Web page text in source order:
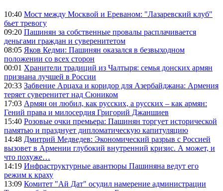
10:40 Мост между Москвой и Ереваном: "Лазаревский клуб"
бьет тревогу
09:20 Пашинян за собственные провалы расплачивается
деньгами граждан и суверенитетом
08:05 Яков Кедми: Пашинян оказался в безвыходном
положении со всех сторон
00:01 Хранители традиций из Чалтыря: семья донских армян
признана лучшей в России
20:33 Забвение Арцаха и коридор для Азербайджана: Армения
теряет суверенитет над Сюником
17:03 Армян он любил, как русских, а русских – как армян:
Гений права и милосердия Григорий Джаншиев
15:40 Розовые очки премьера: Пашинян торгует исторической
памятью и празднует дипломатическую капитуляцию
14:48 Дмитрий Медведев: Экономический разрыв с Россией
вызовет в Армении глубокий внутренний кризис. А может, и
что похуже…
14:19 Инфраструктурные авантюры Пашиняна ведут его
режим к краху
13:09 Комитет "Ай Дат" осудил намерение администрации